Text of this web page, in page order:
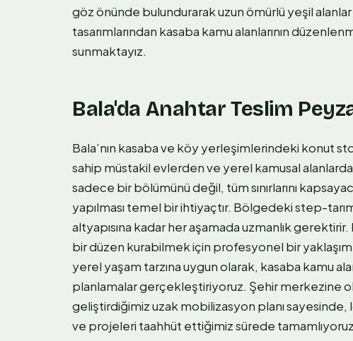
göz önünde bulundurarak uzun ömürlü yeşil
tasarımlarından kasaba kamu alanlarının
sunmaktayız.
Bala'da Anahtar Teslim
Bala’nın kasaba ve köy yerleşimlerindeki konut
sahip müstakil evlerden ve yerel kamusal
sadece bir bölümünü değil, tüm sınırlarını
yapılması temel bir ihtiyaçtır. Bölgedeki step-
altyapısına kadar her aşamada uzmanlık
bir düzen kurabilmek için profesyonel bir
yerel yaşam tarzına uygun olarak, kasaba kamu
planlamalar gerçekleştiriyoruz. Şehir merkezine
geliştirdiğimiz uzak mobilizasyon planı
ve projeleri taahhüt ettiğimiz sürede